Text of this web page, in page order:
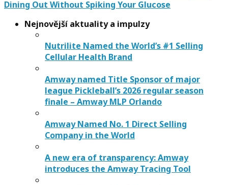
Dining Out Without Spiking Your Glucose
Nejnovější aktuality a impulzy
Nutrilite Named the World’s #1 Selling
Cellular Health Brand
Amway named Title Sponsor of major
league Pickleball’s 2026 regular season
finale – Amway MLP Orlando
Amway Named No. 1 Direct Selling
Company in the World
A new era of transparency: Amway
introduces the Amway Tracing Tool